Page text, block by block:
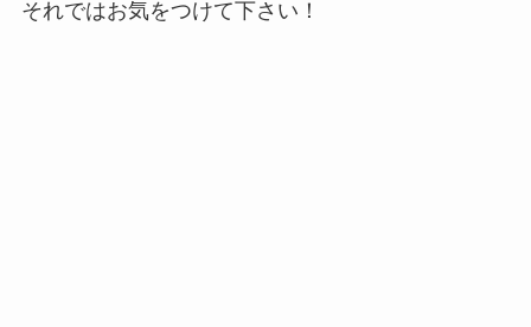
それではお気をつけて下さい！